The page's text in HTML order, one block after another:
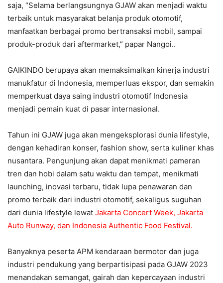
saja, “Selama berlangsungnya GJAW akan menjadi waktu
terbaik untuk masyarakat belanja produk otomotif,
manfaatkan berbagai promo bertransaksi mobil, sampai
produk-produk dari aftermarket,” papar Nangoi..
GAIKINDO berupaya akan memaksimalkan kinerja industri
manukfatur di Indonesia, memperluas ekspor, dan semakin
memperkuat daya saing industri otomotif Indonesia
menjadi pemain kuat di pasar internasional.
Tahun ini GJAW juga akan mengeksplorasi dunia lifestyle,
dengan kehadiran konser, fashion show, serta kuliner khas
nusantara. Pengunjung akan dapat menikmati pameran
tren dan hobi dalam satu waktu dan tempat, menikmati
launching, inovasi terbaru, tidak lupa penawaran dan
promo terbaik dari industri otomotif, sekaligus suguhan
dari dunia lifestyle lewat Jakarta Concert Week, Jakarta
Auto Runway, dan Indonesia Authentic Food Festival.
Banyaknya peserta APM kendaraan bermotor dan juga
industri pendukung yang berpartisipasi pada GJAW 2023
menandakan semangat, gairah dan kepercayaan industri